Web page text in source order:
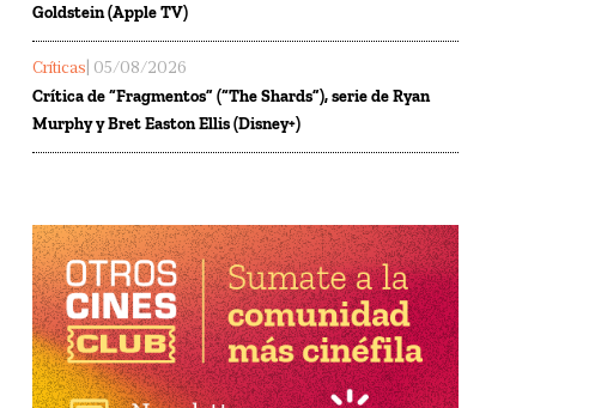
Goldstein (Apple TV)
Críticas | 05/08/2026
Crítica de “Fragmentos” (“The Shards”), serie de Ryan
Murphy y Bret Easton Ellis (Disney+)